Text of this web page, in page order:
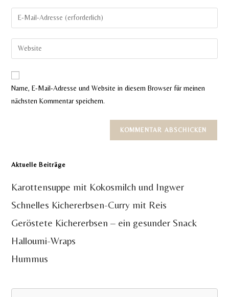
Namen
oder
zum
Kommentieren
ein
Gib
deine
E-
Mail-
zum
Kommentieren
ein
Gib
deine
Website-
Name, E-Mail-Adresse und Website in diesem Browser für meinen
nächsten Kommentar speichern.
Aktuelle Beiträge
Karottensuppe mit Kokosmilch und Ingwer
Schnelles Kichererbsen-Curry mit Reis
Geröstete Kichererbsen – ein gesunder Snack
Halloumi-Wraps
Hummus